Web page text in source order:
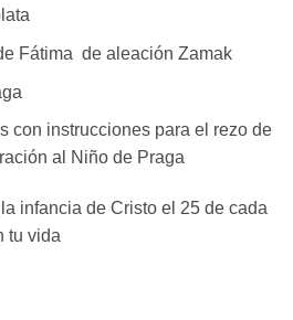
Fátima de aleación Zamak
con instrucciones para el rezo de
al Niño de Praga
infancia de Cristo el 25 de cada
tu vida